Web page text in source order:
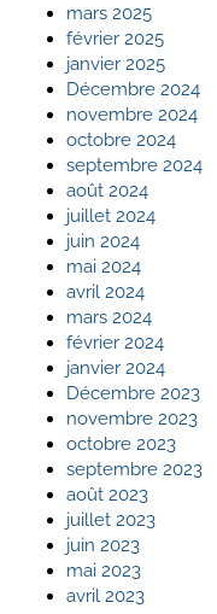
mars 2025
février 2025
janvier 2025
Décembre 2024
novembre 2024
octobre 2024
septembre 2024
août 2024
juillet 2024
juin 2024
mai 2024
avril 2024
mars 2024
février 2024
janvier 2024
Décembre 2023
novembre 2023
octobre 2023
septembre 2023
août 2023
juillet 2023
juin 2023
mai 2023
avril 2023